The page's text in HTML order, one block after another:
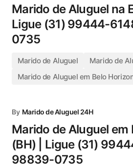
Marido de Aluguel na
Ligue (31) 99444-
0735
Marido de Aluguel
Marido de
Marido de Aluguel em Belo
By Marido de Aluguel 24H
Marido de Aluguel em
(BH) | Ligue (31)
98839-0735